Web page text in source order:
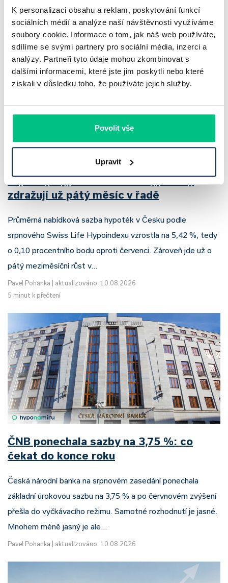
K personalizaci obsahu a reklam, poskytování funkcí
sociálních médií a analýze naší návštěvnosti využíváme
soubory cookie. Informace o tom, jak náš web používáte,
sdílíme se svými partnery pro sociální média, inzerci a
analýzy. Partneři tyto údaje mohou zkombinovat s
dalšími informacemi, které jste jim poskytli nebo které
získali v důsledku toho, že používáte jejich služby.
Povolit vše
Upravit
náklady, čas potřebný ke správě nemovitosti i daně.
Roman Müller |aktualizováno: 10.08.2026
5 minut k přečtení
Srpnový Hypoindex 2026: hypotéky
zdražují už pátý měsíc v řadě
Průměrná nabídková sazba hypoték v Česku podle
srpnového Swiss Life Hypoindexu vzrostla na 5,42 %, tedy
o 0,10 procentního bodu oproti červenci. Zároveň jde už o
pátý meziměsíční růst v…
Pavel Pohanka
aktualizováno: 10.08.2026
5 minut k přečtení
ČNB ponechala sazby na 3,75 %: co
čekat do konce roku
Česká národní banka na srpnovém zasedání ponechala
základní úrokovou sazbu na 3,75 % a po červnovém zvýšení
přešla do vyčkávacího režimu. Samotné rozhodnutí je jasné.
Mnohem méně jasný je ale…
Pavel Pohanka aktualizováno: 10.08.2026